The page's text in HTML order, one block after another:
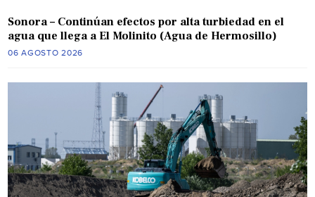
Sonora – Continúan efectos por alta turbiedad en el
agua que llega a El Molinito (Agua de Hermosillo)
06 AGOSTO 2026